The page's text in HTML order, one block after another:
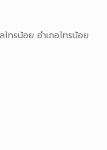
ทรน้อย อำเภอไทรน้อย